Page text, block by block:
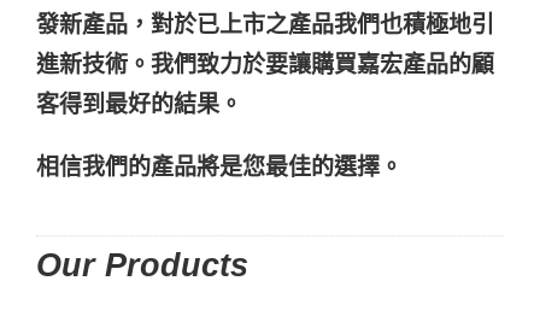
發新產品，對於已上市之產品我們也積極地引
進新技術。我們致力於要讓購買嘉宏產品的顧
客得到最好的結果。
相信我們的產品將是您最佳的選擇。
Our Products